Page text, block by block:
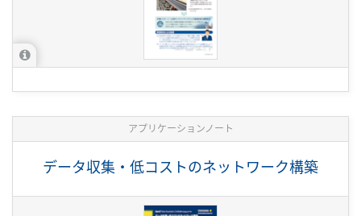
アプリケーションノート
データ収集・低コストのネットワーク構築